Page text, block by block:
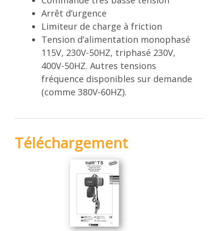
Arrêt d’urgence
Limiteur de charge à friction
Tension d’alimentation monophasé
115V, 230V-50HZ, triphasé 230V,
400V-50HZ. Autres tensions
fréquence disponibles sur demande
(comme 380V-60HZ).
Téléchargement